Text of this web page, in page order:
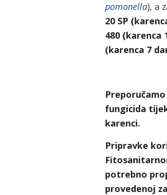
pomonella), a
20 SP
480 (karenca
(karenca 7
fungicida
karenci.
Pripravke
potrebno
provedenoj